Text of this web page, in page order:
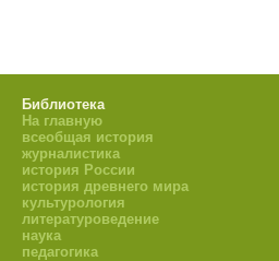
Библиотека
На главную
всеобщая история
журналистика
история России
история древнего мира
культурология
литературоведение
наука
педагогика